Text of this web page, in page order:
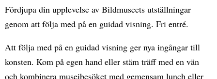
Fördjupa din upplevelse av Bildmuseets utställningar
genom att följa med på en guidad visning. Fri entré.
Att följa med på en guidad visning ger nya ingångar till
konsten. Kom på egen hand eller stäm träff med en vän
och kombinera museibesöket med gemensam lunch eller